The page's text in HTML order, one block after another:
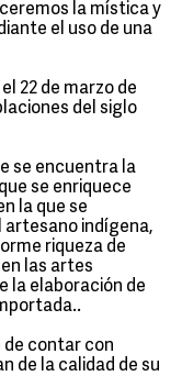
la mística y
el uso de una
22 de marzo de
del siglo
se encuentra la
se enriquece
la que se
artesano indígena,
riqueza de
las artes
la elaboración de
de contar con
de la calidad de su